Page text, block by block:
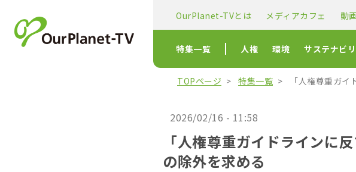
OurPlanet-TVとは メディアカフェ 動
特集一覧 人権 環境 サステナビ
TOPページ 特集一覧 「人権尊重ガ
2026/02/16 - 11:58
「人権尊重ガイドラインに
の除外を求める